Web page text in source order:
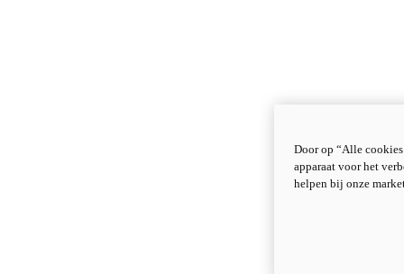
Door op “Alle
apparaat voor het
helpen bij onze